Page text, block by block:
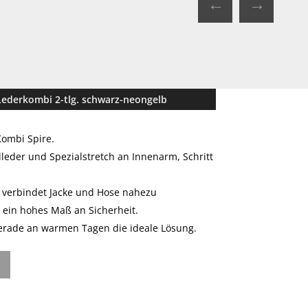
2-tlg. schwarz-neongelb
Spire.
und Spezialstretch an Innenarm, Schritt
Jacke und Hose nahezu
hohes Maß an Sicherheit.
an warmen Tagen die ideale Lösung.